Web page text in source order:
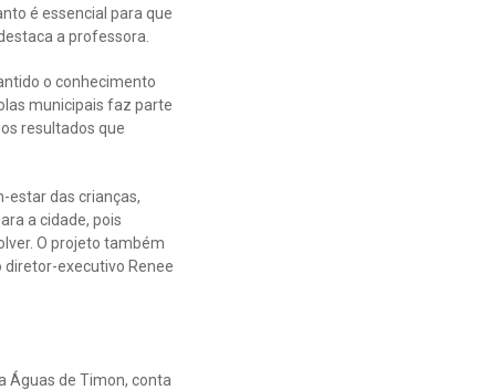
é essencial para que
a professora.
o conhecimento
municipais faz parte
resultados que
estar das crianças,
a cidade, pois
O projeto também
executivo Renee
Águas de Timon, conta